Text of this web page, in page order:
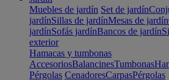
Muebles de jardín Set de jardín
jardínSillas de jardínMesas de jardín
jardínSofás jardínBancos de jardín
exterior
Hamacas y tumbonas
AccesoriosBalancinesTumbonas
Pérgolas CenadoresCarpasPérgolas